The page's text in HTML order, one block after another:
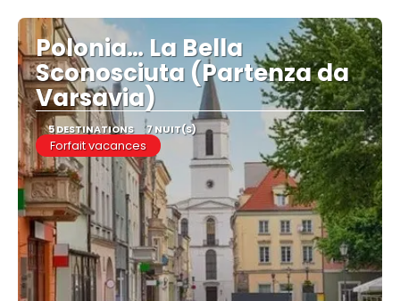
Polonia… La Bella
Sconosciuta (Partenza da
Varsavia)
5 DESTINATIONS 7 NUIT(S)
Forfait vacances